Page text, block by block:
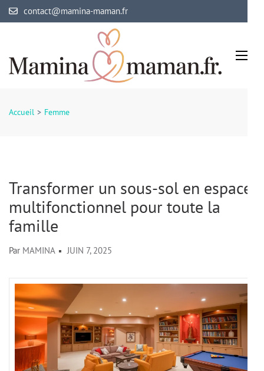
Aller
au
(Pressez
Entrée)
contact@mamina-maman.fr
Accueil > Femme
Transformer un sous-sol en espace
multifonctionnel pour toute la
famille
Par MAMINA JUIN 7, 2025